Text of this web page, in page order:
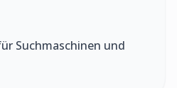
Suchmaschinen und